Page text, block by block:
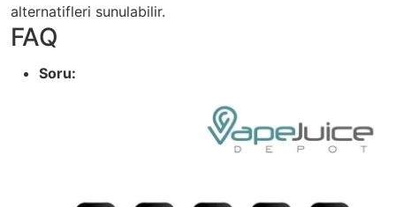
alternatifleri sunulabilir.
FAQ
Soru: